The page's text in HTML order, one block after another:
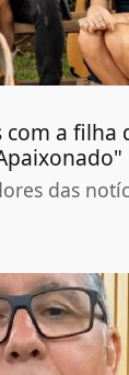
a filha
das